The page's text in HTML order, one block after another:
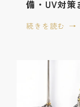
備・UV対策
続きを読む